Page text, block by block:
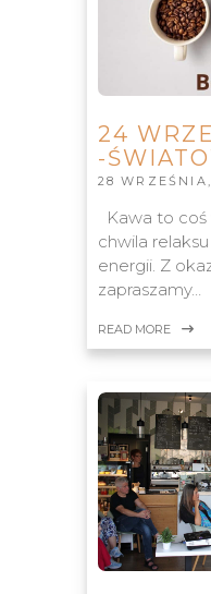
24
-
28
Kawa to
chwila
energii. Z
zapraszamy…
READ MORE